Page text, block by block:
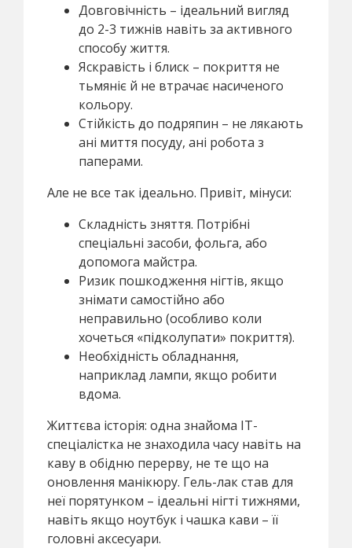
Довговічність – ідеальний вигляд
до 2-3 тижнів навіть за активного
способу життя.
Яскравість і блиск – покриття не
тьмяніє й не втрачає насиченого
кольору.
Стійкість до подряпин – не лякають
ані миття посуду, ані робота з
паперами.
Але не все так ідеально. Привіт, мінуси:
Складність зняття. Потрібні
спеціальні засоби, фольга, або
допомога майстра.
Ризик пошкодження нігтів, якщо
знімати самостійно або
неправильно (особливо коли
хочеться «підколупати» покриття).
Необхідність обладнання,
наприклад лампи, якщо робити
вдома.
Життєва історія: одна знайома IT-
спеціалістка не знаходила часу навіть на
каву в обідню перерву, не те що на
оновлення манікюру. Гель-лак став для
неї порятунком – ідеальні нігті тижнями,
навіть якщо ноутбук і чашка кави – її
головні аксесуари.